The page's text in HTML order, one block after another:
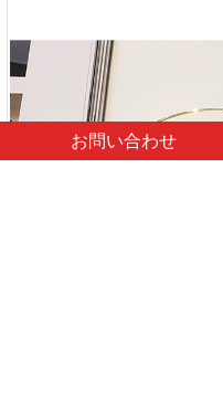
お問い合わせ